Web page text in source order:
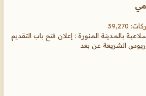
بالمدينة المنورة : إعلان فتح باب التقديم
الشريعة عن بعد